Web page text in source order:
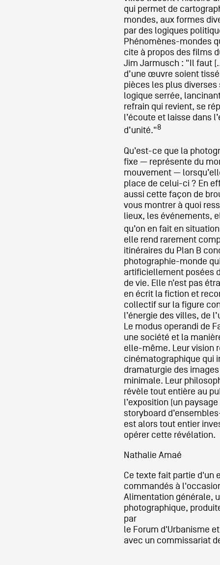
qui permet de
mondes, aux formes
par des logiques
Phénomènes-mondes
cite à propos des films
Jim Jarmusch : "Il faut
d’une œuvre soient
pièces les plus diverses
logique serrée,
refrain qui revient, se
l’écoute et laisse dans
d’unité."8
Qu’est-ce que la
fixe — représente du
mouvement —
place de celui-ci ? En
aussi cette façon de
vous montrer à quoi
lieux, les événements,
qu’on en fait en
elle rend rarement
itinéraires du Plan B
photographie-monde
artificiellement posées
de vie. Elle n’est pas
en écrit la fiction et
collectif sur la figure
l’énergie des villes, de
Le modus operandi de
une société et la
elle-même. Leur vision
cinématographique qui
dramaturgie des
minimale. Leur
révèle tout entière au
l’exposition (un
storyboard
est alors tout entier
opérer cette révélation.
Nathalie Amaé
Ce texte fait partie d'un
commandés à
Alimentation générale,
photographique,
par
le Forum d'Urbanisme
avec un commissariat